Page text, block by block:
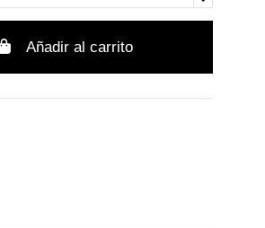
Añadir al carrito